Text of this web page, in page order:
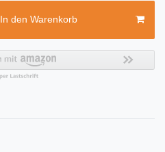
In den Warenkorb